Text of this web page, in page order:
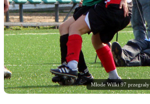
Młode Wilki 97